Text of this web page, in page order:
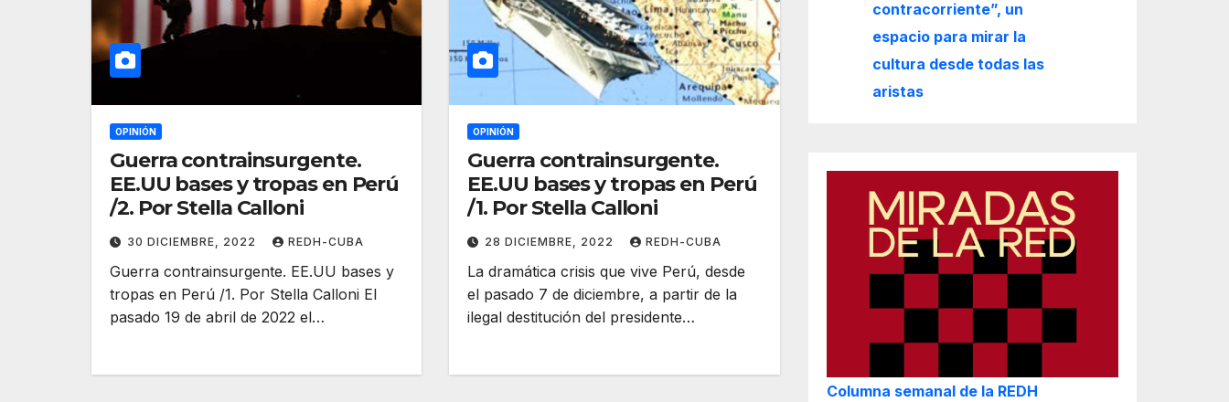
OPINIÓN
Guerra contrainsurgente.
EE.UU bases y tropas en Perú
/2. Por Stella Calloni
30 DICIEMBRE, 2022 REDH-CUBA
Guerra contrainsurgente. EE.UU bases y
tropas en Perú /1. Por Stella Calloni El
pasado 19 de abril de 2022 el…
OPINIÓN
Guerra contrainsurgente.
EE.UU bases y tropas en Perú
/1. Por Stella Calloni
28 DICIEMBRE, 2022 REDH-CUBA
La dramática crisis que vive Perú, desde
el pasado 7 de diciembre, a partir de la
ilegal destitución del presidente…
contracorriente”, un
espacio para mirar la
cultura desde todas las
aristas
Columna semanal de la REDH